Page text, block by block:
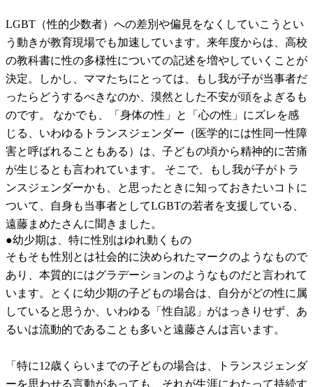
LGBT（性的少数者）への差別や偏見をなくしていこうとい
う動きが教育現場でも加速しています。来年度からは、高校
の教科書に性の多様性についての記述を増やしていくことが
決定。しかし、ママたちにとっては、もし我が子が当事者だ
ったらどうするべきなのか、漠然とした不安が頭をよぎるも
のです。 なかでも、「身体の性」と「心の性」にズレを感
じる、いわゆるトランスジェンダー（医学的には性同一性障
害と呼ばれることもある）は、子どもの頃から精神的に苦痛
が生じるとも言われています。 そこで、もし我が子がトラ
ンスジェンダーかも、と思ったときに知っておきたいコトに
ついて、自身も当事者としてLGBTの若者を支援している、
遠藤まめたさんに聞きました。
●幼少期は、特に性別はゆれ動くもの
そもそも性別とは社会的に決められたマークのようなもので
あり、本質的にはグラデーションのようなものだと言われて
います。とくに幼少期の子どもの場合は、自分がどの性に属
していると思うか、いわゆる「性自認」がはっきりせず、あ
るいは流動的であることも多いと遠藤さんは言います。
「特に12歳くらいまでの子どもの場合は、トランスジェンダ
ーを思わせる言動があっても、それが生涯にわたって持続す